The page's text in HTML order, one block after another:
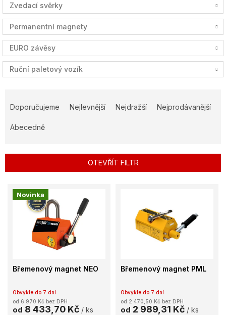
Zvedací svěrky
Permanentní magnety
EURO závěsy
Ruční paletový vozík
e
r
Doporučujeme Nejlevnější Nejdražší Nejprodávanější
Abecedně
OTEVŘÍT FILTR
Novinka
Břemenový magnet NEO
Obvykle do 7 dní
od 6 970 Kč bez DPH
od 8 433,70 Kč / ks
Břemenový magnet PML
Obvykle do 7 dní
od 2 470,50 Kč bez DPH
od 2 989,31 Kč / ks